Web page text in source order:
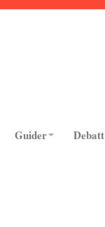
Guider Debatt